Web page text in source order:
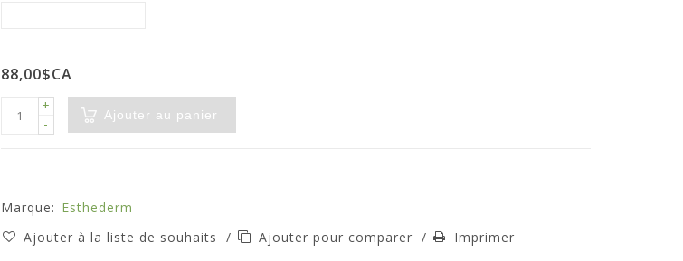
88,00$CA
+
-
Ajouter au panier
Marque: Esthederm
Ajouter à la liste de souhaits
/ Ajouter pour comparer / Imprimer